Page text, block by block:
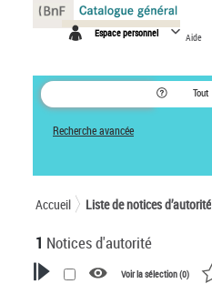
Espace personnel Aide
Tout
Recherche avancée
Accueil Liste de notices d’autorité
1 Notices d'autorité
Voir la sélection (0)
Panneau de gestion des cookies